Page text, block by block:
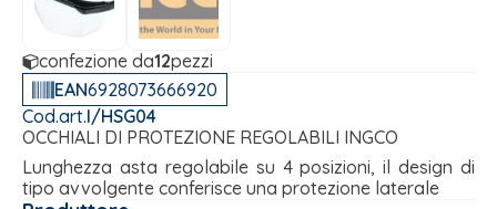
confezione da12pezzi
EAN6928073666920
Cod.art.I/HSG04
OCCHIALI DI PROTEZIONE REGOLABILI INGCO
Lunghezza asta regolabile su 4 posizioni, il design di
tipo avvolgente conferisce una protezione laterale